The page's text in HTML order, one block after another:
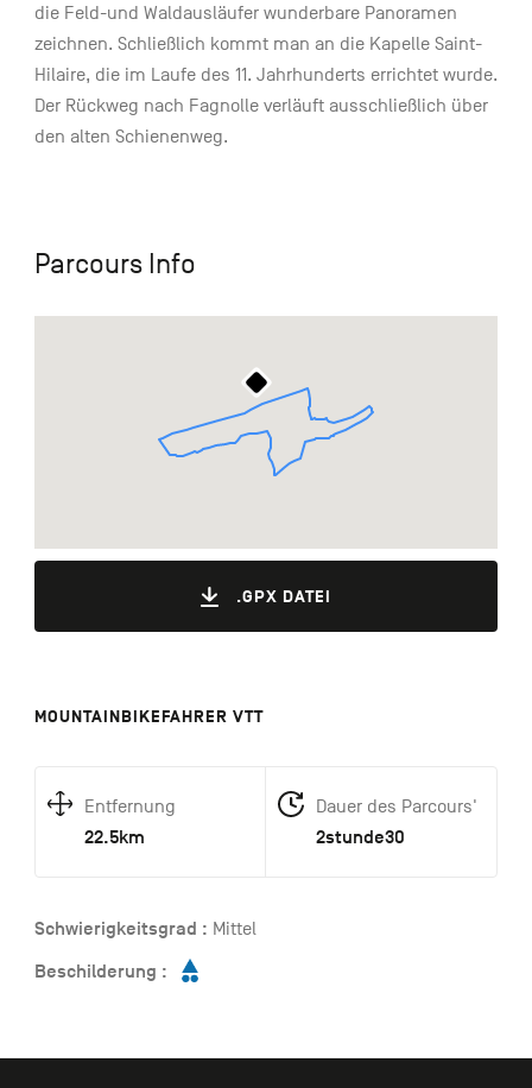
die Feld-und Waldausläufer wunderbare Panoramen
zeichnen. Schließlich kommt man an die Kapelle Saint-
Hilaire, die im Laufe des 11. Jahrhunderts errichtet wurde.
Der Rückweg nach Fagnolle verläuft ausschließlich über
den alten Schienenweg.
Parcours Info
.GPX DATEI
MOUNTAINBIKEFAHRER VTT
Entfernung
22.5km
Dauer des Parcours'
2stunde30
Schwierigkeitsgrad : Mittel
Beschilderung :